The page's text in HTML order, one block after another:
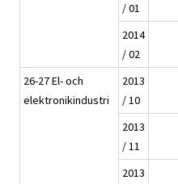
/ 01
2014
/ 02
26-27 El- och
elektronikindustri
2013
/ 10
2013
/ 11
2013